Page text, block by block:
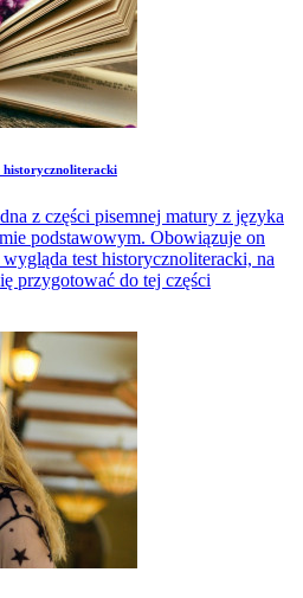
historycznoliteracki
z części pisemnej matury z języka
podstawowym. Obowiązuje on
test historycznoliteracki, na
przygotować do tej części